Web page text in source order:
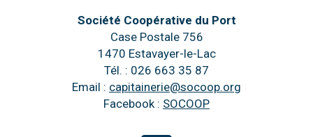
Société Coopérative du Port
Case Postale 756
1470 Estavayer-le-Lac
Tél. : 026 663 35 87
Email : capitainerie@socoop.org
Facebook : SOCOOP